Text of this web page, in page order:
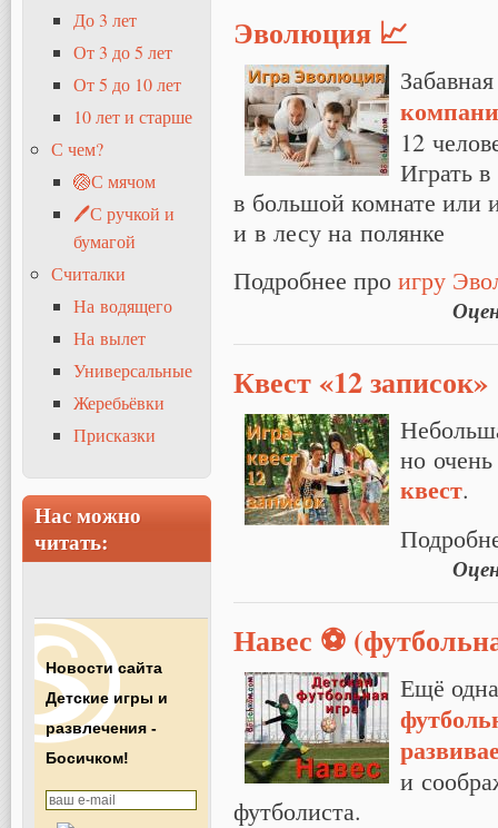
Эволюция 📈
12
Играть
в большой комнате или
и в лесу на полянке
Подробнее про игру
Квест «12 записок»
но очень
квест.
Навес ⚽
Ещё
и
футболиста.
До 3 лет
От 3 до 5 лет
От 5 до 10 лет
10 лет и старше
С чем?
🏐С мячом
🖊С ручкой и
бумагой
Считалки
На водящего
На вылет
Универсальные
Жеребьёвки
Присказки
Нас можно
читать:
Новости сайта
Детские игры и
развлечения -
Босичком!